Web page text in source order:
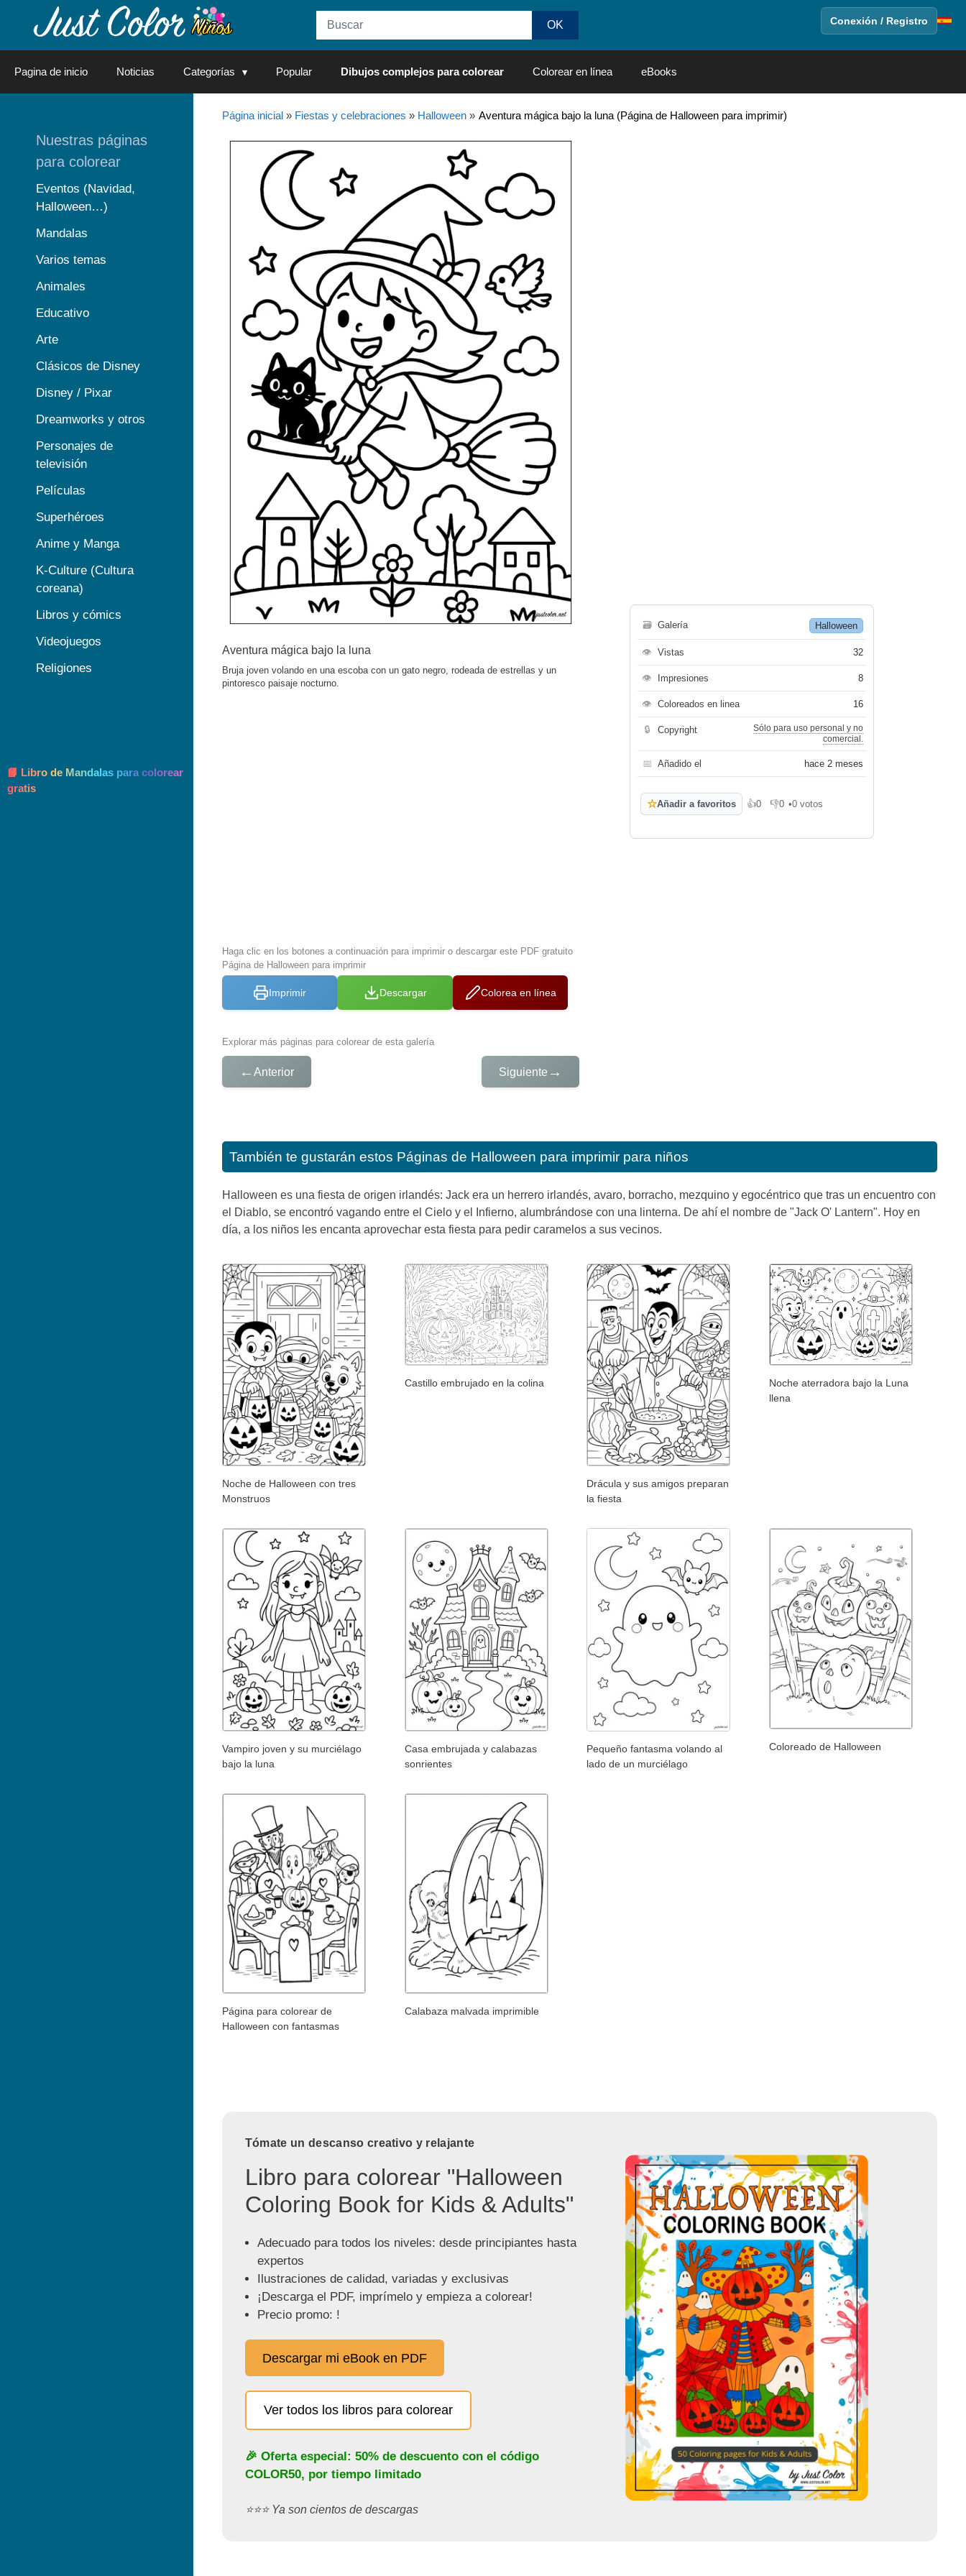
Conexión / Registro
Pagina de inicio Noticias Categorías Popular Dibujos complejos para colorear Colorear en línea eBooks
Página inicial» Fiestas y celebraciones » Halloween» Aventura mágica bajo la luna (Página de Halloween para imprimir)
Aventura mágica bajo la luna
Bruja joven volando en una escoba con un gato negro, rodeada de estrellas y un
pintoresco paisaje nocturno.
Haga clic en los botones a continuación para imprimir o descargar este PDF gratuito
Página de Halloween para imprimir
Imprimir Descargar Colorea en línea
Explorar más páginas para colorear de esta galería
← Anterior Siguiente →
🗃 Galería Halloween
👁 Vistas 32
👁 Impresiones 8
👁 Coloreados en linea 16
🔒 Copyright
Sólo para uso personal y no
comercial.
📅 Añadido el hace 2 meses
☆Añadir a favoritos 👍0
Me gusta
👎0
No me gusta
•0 votos
También te gustarán estos Páginas de Halloween para imprimir para niños
Halloween es una fiesta de origen irlandés: Jack era un herrero irlandés, avaro, borracho, mezquino y egocéntrico que tras un encuentro con
el Diablo, se encontró vagando entre el Cielo y el Infierno, alumbrándose con una linterna. De ahí el nombre de "Jack O' Lantern". Hoy en
día, a los niños les encanta aprovechar esta fiesta para pedir caramelos a sus vecinos.
Noche de Halloween con tres
Monstruos
Castillo embrujado en la colina
Drácula y sus amigos preparan
la fiesta
Noche aterradora bajo la Luna
llena
Vampiro joven y su murciélago
bajo la luna
Casa embrujada y calabazas
sonrientes
Pequeño fantasma volando al
lado de un murciélago
Coloreado de Halloween
Página para colorear de
Halloween con fantasmas
Calabaza malvada imprimible
Tómate un descanso creativo y relajante
Libro para colorear "Halloween
Coloring Book for Kids & Adults"
Adecuado para todos los niveles: desde principiantes hasta
expertos
Ilustraciones de calidad, variadas y exclusivas
¡Descarga el PDF, imprímelo y empieza a colorear!
Precio promo: !
Descargar mi eBook en PDF
Ver todos los libros para colorear
🎉 Oferta especial: 50% de descuento con el código
COLOR50, por tiempo limitado
⭐️⭐️⭐️ Ya son cientos de descargas
Nuestras páginas
para colorear
Eventos (Navidad,
Halloween…)
Mandalas
Varios temas
Animales
Educativo
Arte
Clásicos de Disney
Disney / Pixar
Dreamworks y otros
Personajes de
televisión
Películas
Superhéroes
Anime y Manga
K-Culture (Cultura
coreana)
Libros y cómics
Videojuegos
Religiones
📘 Libro de Mandalas para colorear
gratis